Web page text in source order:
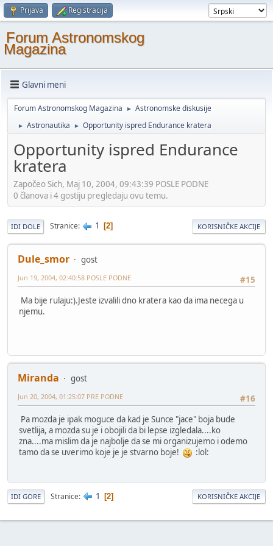
Prijava Registracija
Forum Astronomskog
Magazina
Glavni meni
Forum Astronomskog Magazina ► Astronomske diskusije
► Astronautika ► Opportunity ispred Endurance kratera
Opportunity ispred Endurance
kratera
Započeo Sich, Maj 10, 2004, 09:43:39 POSLE PODNE
0 članova i 4 gostiju pregledaju ovu temu.
IDI DOLE Stranice 1 2 KORISNIČKE AKCIJE
Dule_smor
gost
#15
Jun 19, 2004, 02:40:58 POSLE PODNE
Ma bije rulaju:).Jeste izvalili dno kratera kao da ima necega u
njemu.
Miranda
gost
#16
Jun 20, 2004, 01:25:07 PRE PODNE
Pa mozda je ipak moguce da kad je Sunce "jace" boja bude
svetlija, a mozda su je i obojili da bi lepse izgledala....ko
zna....ma mislim da je najbolje da se mi organizujemo i odemo
tamo da se uverimo koje je je stvarno boje!
:lol:
IDI GORE Stranice 1 2 KORISNIČKE AKCIJE